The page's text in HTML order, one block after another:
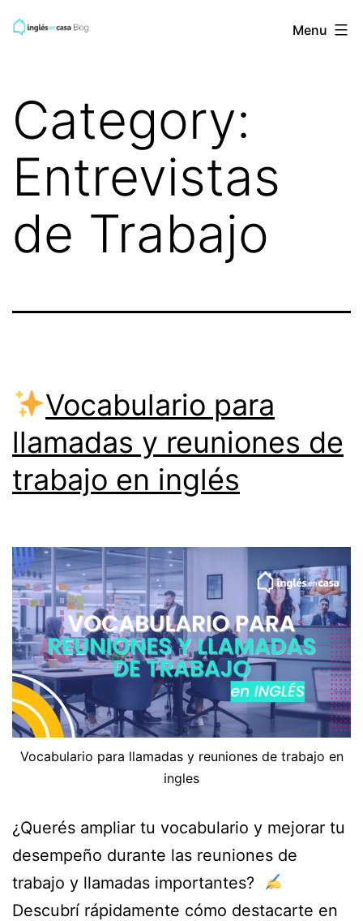
BLOG
EN
CASA
Menu
Category:
Entrevistas
de Trabajo
Vocabulario para
llamadas y reuniones de
trabajo en inglés
Vocabulario para llamadas y reuniones de trabajo en
ingles
¿Querés ampliar tu vocabulario y mejorar tu
desempeño durante las reuniones de
trabajo y llamadas importantes?
Descubrí rápidamente cómo destacarte en